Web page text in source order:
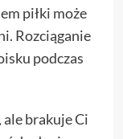
piłki może
Rozciąganie
podczas
ale brakuje Ci